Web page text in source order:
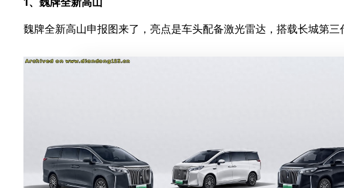
魏牌全新高山申报图来了，亮点是车头配备激光雷达，搭载长城第